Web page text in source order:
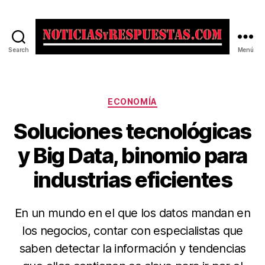
Search Menú
Categorías
ECONOMÍA
Soluciones tecnológicas
y Big Data, binomio para
industrias eficientes
En un mundo en el que los datos mandan en
los negocios, contar con especialistas que
saben detectar la información y tendencias